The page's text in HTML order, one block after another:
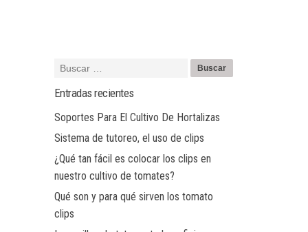
Entradas recientes
Soportes Para El Cultivo De Hortalizas
Sistema de tutoreo, el uso de clips
¿Qué tan fácil es colocar los clips en
nuestro cultivo de tomates?
Qué son y para qué sirven los tomato
clips